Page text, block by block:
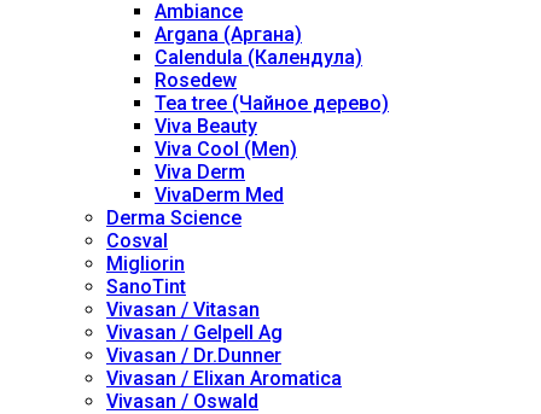
Ambiance
Argana (Аргана)
Calendula (Календула)
Rosedew
Tea tree (Чайное дерево)
Viva Beauty
Viva Cool (Men)
Viva Derm
VivaDerm Med
Derma Science
Cosval
Migliorin
SanoTint
Vivasan / Vitasan
Vivasan / Gelpell Ag
Vivasan / Dr.Dunner
Vivasan / Elixan Aromatica
Vivasan / Oswald